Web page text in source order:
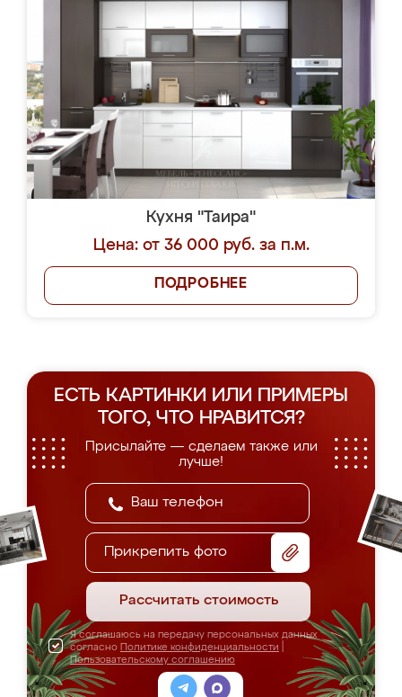
Кухня "Таира"
Цена: от 36 000 руб. за п.м.
ПОДРОБНЕЕ
ЕСТЬ КАРТИНКИ ИЛИ ПРИМЕРЫ
ТОГО, ЧТО НРАВИТСЯ?
Присылайте — сделаем также или
лучше!
Прикрепить фото
Рассчитать стоимость
Я соглашаюсь на передачу персональных данных
согласно Политике конфиденциальности
Пользовательскому соглашению